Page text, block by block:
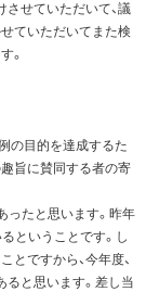
させていただいて、議
ていただいてまた検
。
の目的を達成するた
旨に賛同する者の寄
ったと思います。昨年
ということです。し
ですから、今年度、
と思います。差し当